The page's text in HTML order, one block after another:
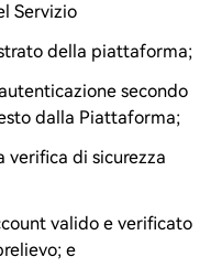
Servizio
della piattaforma;
secondo
dalla Piattaforma;
verifica di sicurezza
valido e verificato
e